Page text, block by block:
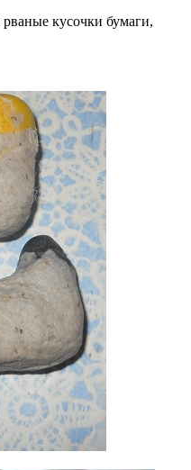
кусочки бумаги,